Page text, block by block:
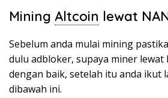
Mining Altcoin lewat
Sebelum anda mulai mining
dulu adbloker, supaya miner
dengan baik, setelah itu anda ikut
dibawah ini.